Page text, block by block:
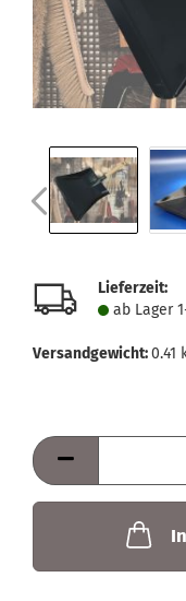
Lieferzeit:
ab Lager
Versandgewicht:0.41